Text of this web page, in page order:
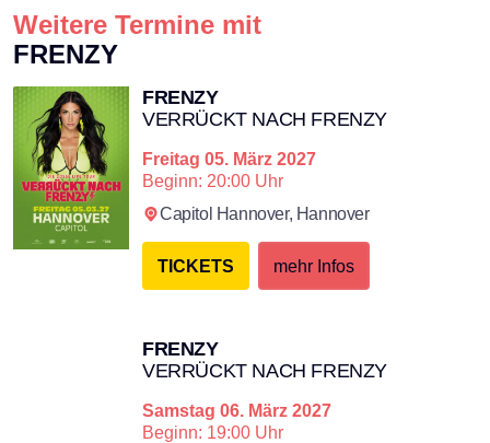
Weitere Termine mit
FRENZY
FRENZY
VERRÜCKT NACH FRENZY
Freitag 05. März 2027
Beginn: 20:00 Uhr
Capitol Hannover, Hannover
TICKETS mehr Infos
FRENZY
VERRÜCKT NACH FRENZY
Samstag 06. März 2027
Beginn: 19:00 Uhr